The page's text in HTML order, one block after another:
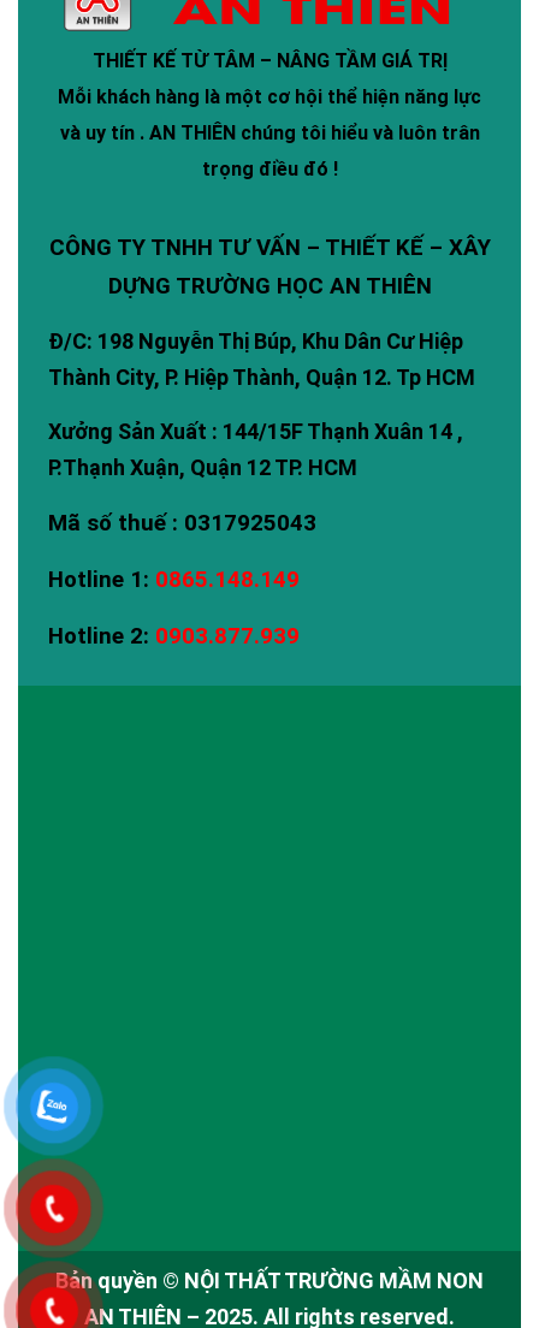
THIẾT KẾ TỪ TÂM – NÂNG TẦM GIÁ TRỊ
Mỗi khách hàng là một cơ hội thể hiện năng lực
và uy tín . AN THIÊN chúng tôi hiểu và luôn trân
trọng điều đó !
CÔNG TY TNHH TƯ VẤN – THIẾT KẾ – XÂY
DỰNG TRƯỜNG HỌC AN THIÊN
Đ/C: 198 Nguyễn Thị Búp, Khu Dân Cư Hiệp
Thành City, P. Hiệp Thành, Quận 12. Tp HCM
Xưởng Sản Xuất : 144/15F Thạnh Xuân 14 ,
P.Thạnh Xuận, Quận 12 TP. HCM
Mã số thuế : 0317925043
Hotline 1: 0865.148.149
Hotline 2: 0903.877.939
Bản quyền © NỘI THẤT TRƯỜNG MẦM NON
AN THIÊN – 2025. All rights reserved.